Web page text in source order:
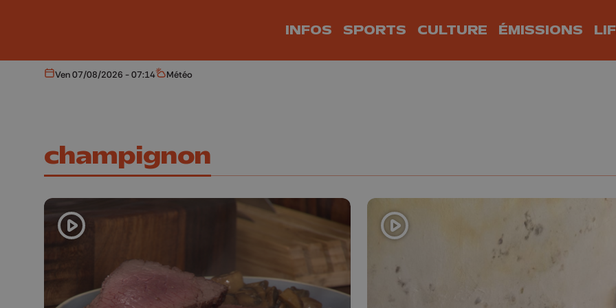
INFOS SPORTS CULTURE ÉMISSIONS
Aujourd'hui
Ven 07/08/2026 - 07:14 Météo
Météo
champignon